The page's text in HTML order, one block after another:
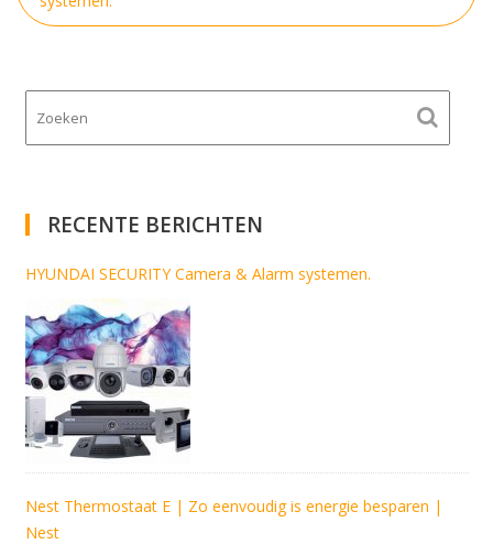
RECENTE BERICHTEN
HYUNDAI SECURITY Camera & Alarm systemen.
Nest Thermostaat E | Zo eenvoudig is energie besparen |
Nest